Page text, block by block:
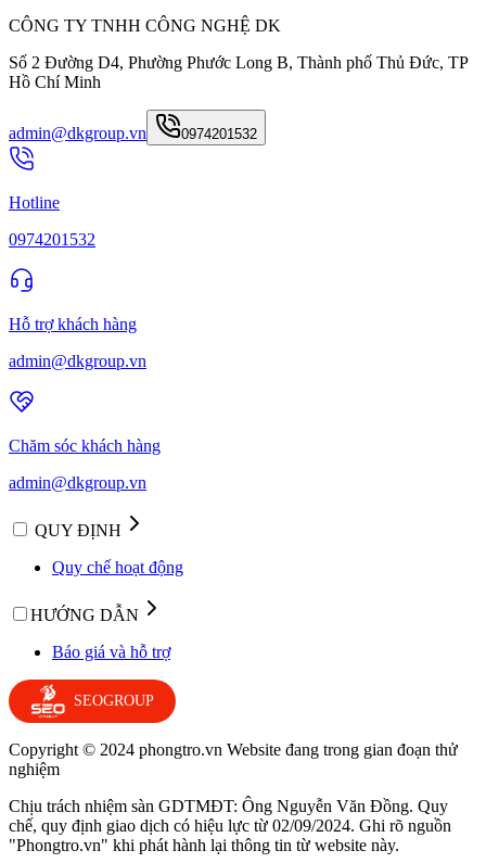
CÔNG TY TNHH CÔNG NGHỆ DK
Số 2 Đường D4, Phường Phước Long B, Thành phố Thủ Đức, TP
Hồ Chí Minh
admin@dkgroup.vn 0974201532
Hotline
0974201532
Hỗ trợ khách hàng
admin@dkgroup.vn
Chăm sóc khách hàng
admin@dkgroup.vn
QUY ĐỊNH
Quy chế hoạt động
HƯỚNG DẪN
Báo giá và hỗ trợ
SEOGROUP
Copyright © 2024 phongtro.vn Website đang trong gian đoạn thử
nghiệm
Chịu trách nhiệm sàn GDTMĐT: Ông Nguyễn Văn Đồng. Quy
chế, quy định giao dịch có hiệu lực từ 02/09/2024. Ghi rõ nguồn
"Phongtro.vn" khi phát hành lại thông tin từ website này.